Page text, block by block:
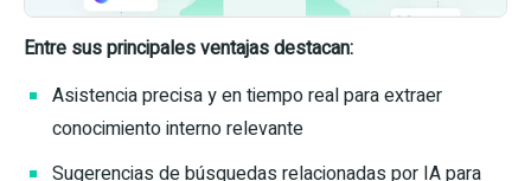
Entre sus principales ventajas destacan:
Asistencia precisa y en tiempo real para extraer
conocimiento interno relevante
Sugerencias de búsquedas relacionadas por IA para